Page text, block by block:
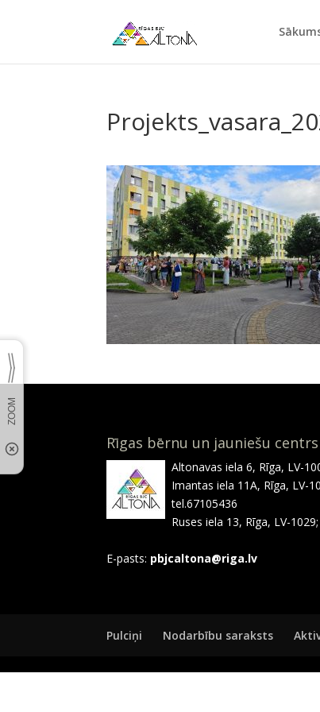
Rīgas bērnu un jauniešu
Altonavas iela 6, Rīga, LV-
Imantas iela 11A, Rīga, LV-
tel.67105436
Ruses iela 13, Rīga, LV-
E-pasts: pbjcaltona@riga.lv
Pulciņi Nodarbību saraksts